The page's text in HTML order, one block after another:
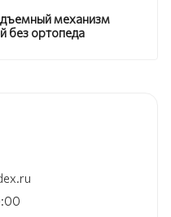
механизм
без ортопеда